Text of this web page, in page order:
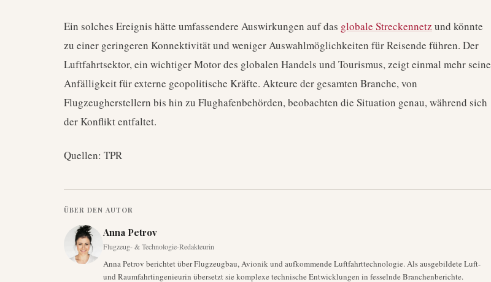
Ein solches Ereignis hätte umfassendere Auswirkungen auf das globale Streckennetz und könnte
zu einer geringeren Konnektivität und weniger Auswahlmöglichkeiten für Reisende führen. Der
Luftfahrtsektor, ein wichtiger Motor des globalen Handels und Tourismus, zeigt einmal mehr seine
Anfälligkeit für externe geopolitische Kräfte. Akteure der gesamten Branche, von
Flugzeugherstellern bis hin zu Flughafenbehörden, beobachten die Situation genau, während sich
der Konflikt entfaltet.
Quellen: TPR
ÜBER DEN AUTOR
Anna Petrov
Flugzeug- & Technologie-Redakteurin
Anna Petrov berichtet über Flugzeugbau, Avionik und aufkommende Luftfahrttechnologie. Als ausgebildete Luft-
und Raumfahrtingenieurin übersetzt sie komplexe technische Entwicklungen in fesselnde Branchenberichte.